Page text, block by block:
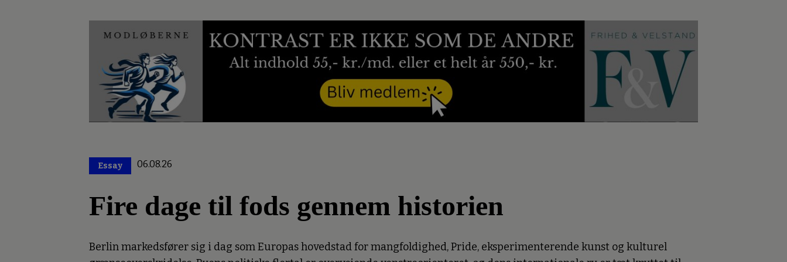
Essay 06.08.26
Fire dage til fods gennem historien
Berlin markedsfører sig i dag som Europas hovedstad for mangfoldighed, Pride, eksperimenterende kunst og kulturel